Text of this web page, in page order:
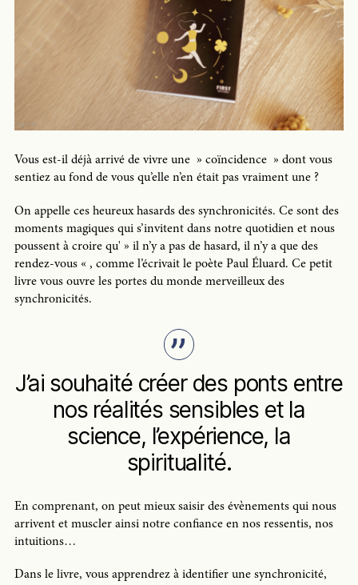
Vous est-il déjà arrivé de vivre une » coïncidence » dont vous
sentiez au fond de vous qu’elle n’en était pas vraiment une ?
On appelle ces heureux hasards des synchronicités. Ce sont des
moments magiques qui s’invitent dans notre quotidien et nous
poussent à croire qu' » il n’y a pas de hasard, il n’y a que des
rendez-vous « , comme l’écrivait le poète Paul Éluard. Ce petit
livre vous ouvre les portes du monde merveilleux des
synchronicités.
J’ai souhaité créer des ponts entre
nos réalités sensibles et la
science, l’expérience, la
spiritualité.
En comprenant, on peut mieux saisir des évènements qui nous
arrivent et muscler ainsi notre confiance en nos ressentis, nos
intuitions…
Dans le livre, vous apprendrez à identifier une synchronicité,